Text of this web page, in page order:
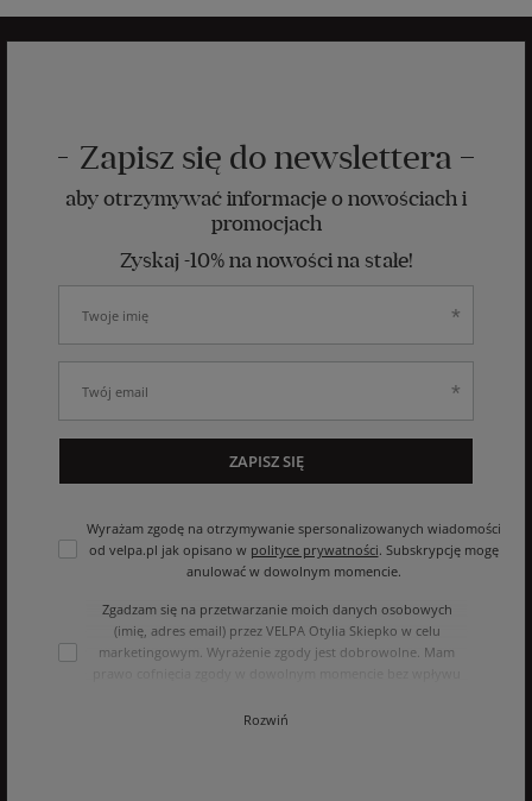
Zapisz się do newslettera
aby otrzymywać informacje o nowościach i
promocjach
Zyskaj -10% na nowości na stałe!
Wyrażam zgodę na otrzymywanie spersonalizowanych wiadomości
od velpa.pl jak opisano w polityce prywatności. Subskrypcję mogę
anulować w dowolnym momencie.
Zgadzam się na przetwarzanie moich danych osobowych
(imię, adres email) przez VELPA Otylia Skiepko w celu
marketingowym. Wyrażenie zgody jest dobrowolne. Mam
podstawie zgody przed jej cofnięciem. Mam prawo dostępu
Rozwiń
ZAPISZ SIĘ